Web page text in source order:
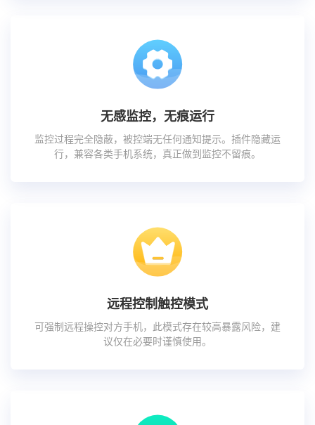
无感监控，无痕运行
监控过程完全隐蔽，被控端无任何通知提示。插件隐藏运
行，兼容各类手机系统，真正做到监控不留痕。
远程控制触控模式
可强制远程操控对方手机，此模式存在较高暴露风险，建
议仅在必要时谨慎使用。